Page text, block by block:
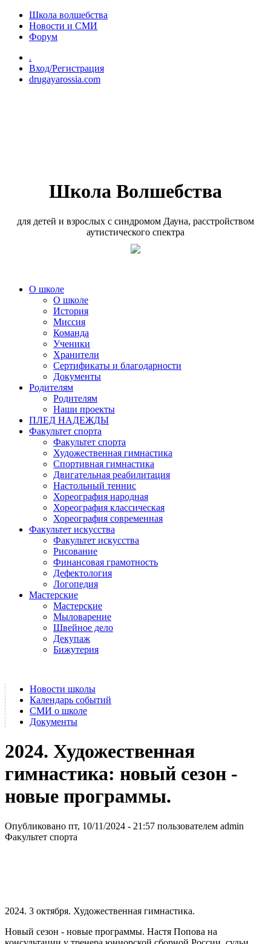
Перейти к основному содержанию
Школа волшебства
Новости и СМИ
Форум
.
Вход/Регистрация
drugayarossia.com
Школа Волшебства
для детей и взрослых с синдромом Дауна, расстройством
аутистического спектра
О школе
О школе
История
Миссия
Команда
Ученики
Хранители
Сертификаты и благодарности
Документы
Родителям
Родителям
Наши проекты
ПЛЕД НАДЕЖДЫ
Факультет спорта
Факультет спорта
Художественная гимнастика
Спортивная гимнастика
Двигательная реабилитация
Настольный теннис
Хореография народная
Хореография классическая
Хореография современная
Факультет искусства
Факультет искусства
Рисование
Финансовая грамотность
Дефектология
Логопедия
Мастерские
Мастерские
Мыловарение
Швейное дело
Декупаж
Бижутерия
Новости школы
Календарь событий
СМИ о школе
Документы
2024. Художественная
гимнастика: новый сезон -
новые программы.
Опубликовано пт, 10/11/2024 - 21:57 пользователем admin
Факультет спорта
2024. 3 октября. Художественная гимнастика.
Новый сезон - новые программы. Настя Попова на